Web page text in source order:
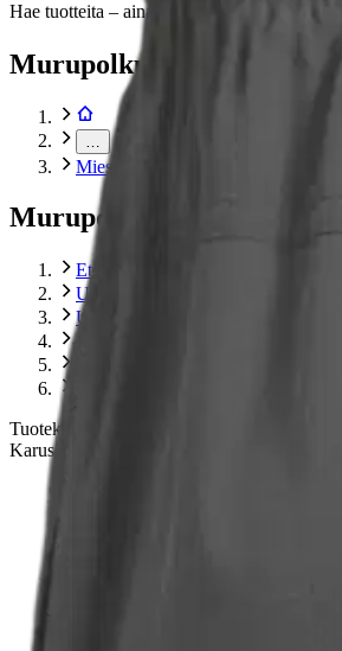
Hae tuotteita – aina halvat hinnat
Murupolku
Miesten treenihousut ja -shortsit
Murupolku
Etusivu
Urheilu ja vapaa-aika
Urheiluvaatteet, -kengät ja –asusteet
Tuotekuvat- ja videot
Karusellin pikakuvakkeet